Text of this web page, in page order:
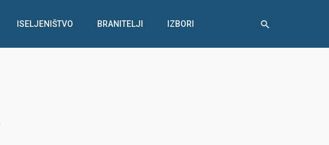
ISELJENIŠTVO BRANITELJI IZBORI